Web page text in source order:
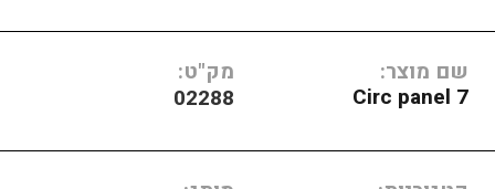
שם מוצר:
Circ panel 7
מק"ט:
02288